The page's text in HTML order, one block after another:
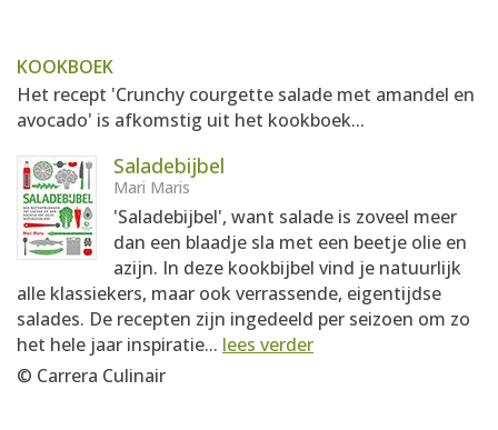
KOOKBOEK
Het recept 'Crunchy courgette salade met amandel en
avocado' is afkomstig uit het kookboek...
Saladebijbel
Mari Maris
'Saladebijbel', want salade is zoveel meer
dan een blaadje sla met een beetje olie en
azijn. In deze kookbijbel vind je natuurlijk
alle klassiekers, maar ook verrassende, eigentijdse
salades. De recepten zijn ingedeeld per seizoen om zo
het hele jaar inspiratie... lees verder
© Carrera Culinair